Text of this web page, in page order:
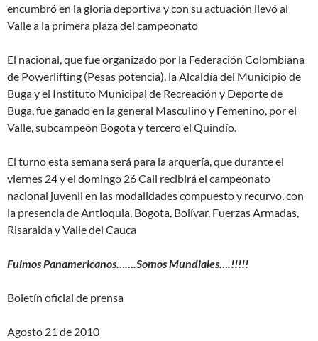
encumbró en la gloria deportiva y con su actuación llevó al
Valle a la primera plaza del campeonato
El nacional, que fue organizado por la Federación Colombiana
de Powerlifting (Pesas potencia), la Alcaldía del Municipio de
Buga y el Instituto Municipal de Recreación y Deporte de
Buga, fue ganado en la general Masculino y Femenino, por el
Valle, subcampeón Bogota y tercero el Quindío.
El turno esta semana será para la arquería, que durante el
viernes 24 y el domingo 26 Cali recibirá el campeonato
nacional juvenil en las modalidades compuesto y recurvo, con
la presencia de Antioquia, Bogota, Bolívar, Fuerzas Armadas,
Risaralda y Valle del Cauca
Fuimos Panamericanos…….Somos Mundiales….!!!!!
Boletín oficial de prensa
Agosto 21 de 2010